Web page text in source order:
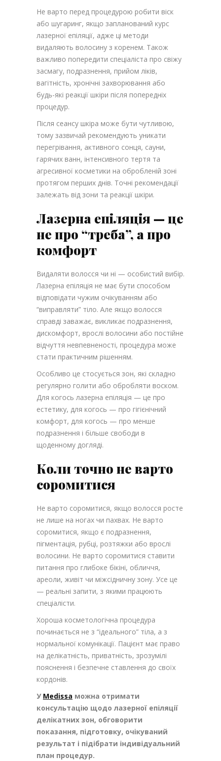
Не варто перед процедурою робити віск
або шугаринг, якщо запланований курс
лазерної епіляції, адже ці методи
видаляють волосину з коренем. Також
важливо попередити спеціаліста про свіжу
засмагу, подразнення, прийом ліків,
вагітність, хронічні захворювання або
будь-які реакції шкіри після попередніх
процедур.
Після сеансу шкіра може бути чутливою,
тому зазвичай рекомендують уникати
перегрівання, активного сонця, сауни,
гарячих ванн, інтенсивного тертя та
агресивної косметики на обробленій зоні
протягом перших днів. Точні рекомендації
залежать від зони та реакції шкіри.
Лазерна епіляція — це
не про “треба”, а про
комфорт
Видаляти волосся чи ні — особистий вибір.
Лазерна епіляція не має бути способом
відповідати чужим очікуванням або
“виправляти” тіло. Але якщо волосся
справді заважає, викликає подразнення,
дискомфорт, врослі волосини або постійне
відчуття невпевненості, процедура може
стати практичним рішенням.
Особливо це стосується зон, які складно
регулярно голити або обробляти воском.
Для когось лазерна епіляція — це про
естетику, для когось — про гігієнічний
комфорт, для когось — про менше
подразнення і більше свободи в
щоденному догляді.
Коли точно не варто
соромитися
Не варто соромитися, якщо волосся росте
не лише на ногах чи пахвах. Не варто
соромитися, якщо є подразнення,
пігментація, рубці, розтяжки або врослі
волосини. Не варто соромитися ставити
питання про глибоке бікіні, обличчя,
ареоли, живіт чи міжсідничну зону. Усе це
— реальні запити, з якими працюють
спеціалісти.
Хороша косметологічна процедура
починається не з “ідеального” тіла, а з
нормальної комунікації. Пацієнт має право
на делікатність, приватність, зрозумілі
пояснення і безпечне ставлення до своїх
кордонів.
У Medissa можна отримати
консультацію щодо лазерної епіляції
делікатних зон, обговорити
показання, підготовку, очікуваний
результат і підібрати індивідуальний
план процедур.